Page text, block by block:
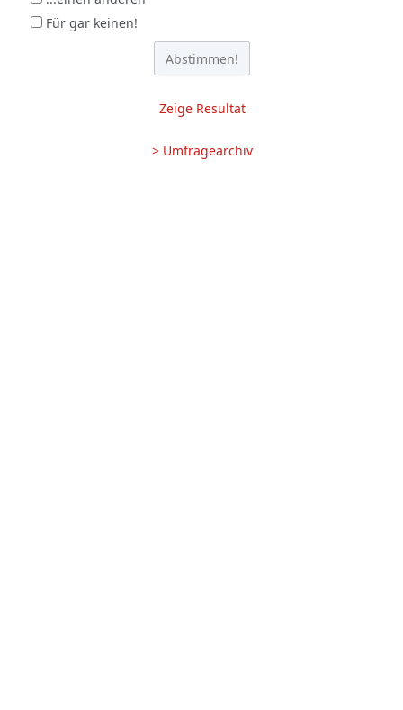
Für gar keinen!
Zeige Resultat
> Umfragearchiv